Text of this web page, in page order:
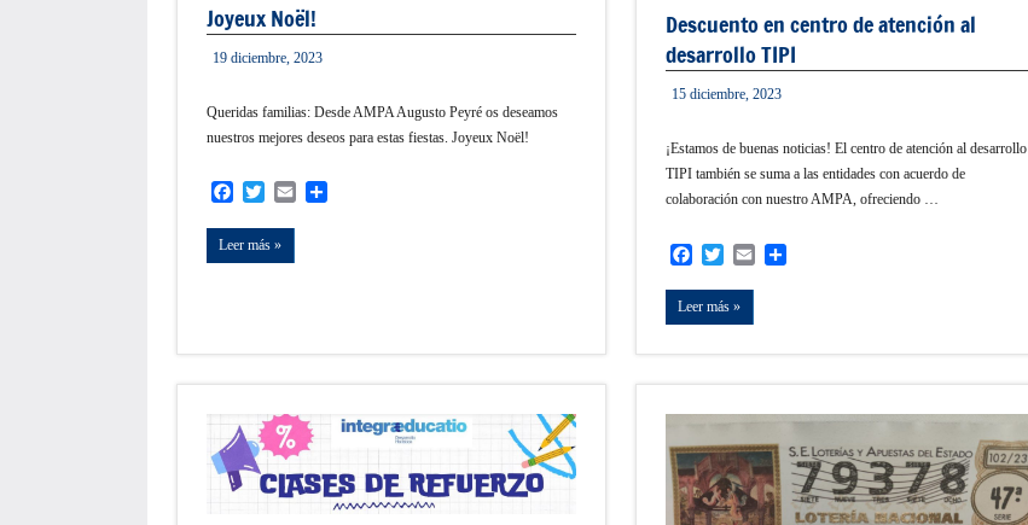
Joyeux Noël!
19 diciembre, 2023
Queridas familias: Desde AMPA Augusto Peyré os deseamos
nuestros mejores deseos para estas fiestas. Joyeux Noël!
FacebookTwitterEmail
Leer más
Descuento en centro de atención al
desarrollo TIPI
15 diciembre, 2023
¡Estamos de buenas noticias! El centro de atención al desarrollo
TIPI también se suma a las entidades con acuerdo de
colaboración con nuestro AMPA, ofreciendo …
FacebookTwitterEmail
Leer más